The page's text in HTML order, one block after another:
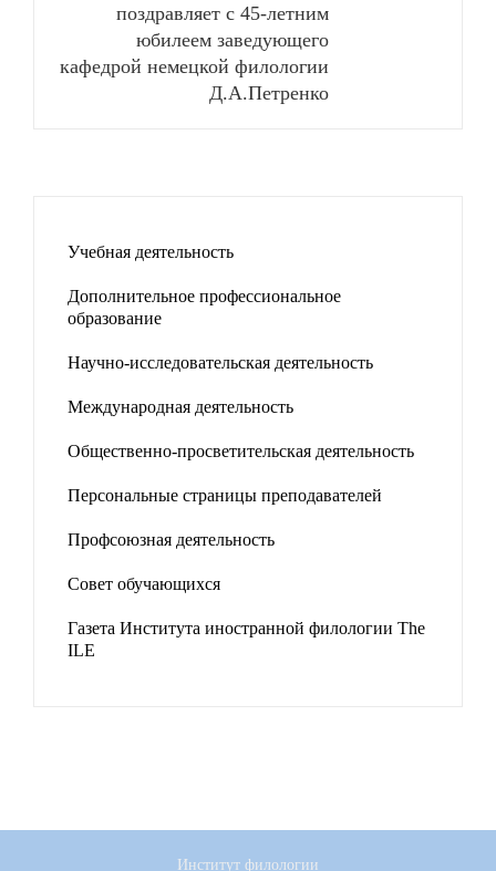
поздравляет с 45-летним
юбилеем заведующего
кафедрой немецкой филологии
Д.А.Петренко
Учебная деятельность
Дополнительное профессиональное
образование
Научно-исследовательская деятельность
Международная деятельность
Общественно-просветительская деятельность
Персональные страницы преподавателей
Профсоюзная деятельность
Совет обучающихся
Газета Института иностранной филологии The
ILE
Институт филологии